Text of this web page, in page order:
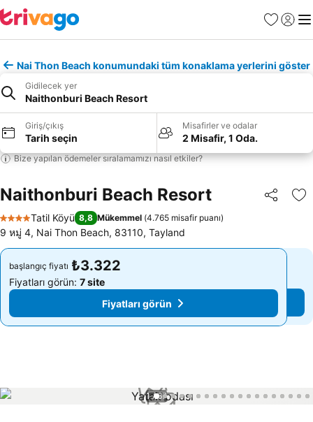
Favoriler
Giriş
Nai Thon Beach konumundaki tüm konaklama yerlerini göster
Gidilecek yer
Naithonburi Beach Resort
Giriş/çıkış
Tarih seçin
Misafirler ve odalar
2 Misafir, 1 Oda.
Bize yapılan ödemeler sıralamamızı nasıl etkiler?
Naithonburi Beach Resort Paylaş
4 Yıldız
Tatil Köyü 8,8 Mükemmel (4.765 misafir puanı)
9 หมู่ 4, Nai Thon Beach, 83110, Tayland
başlangıç fiyatı ₺3.322
Fiyatları görün: 7 site
Fiyatları görün
başlangıç fiyatı ₺3.322
Fiyatları görün: 7 site
Fiyatları görün
1 / 67